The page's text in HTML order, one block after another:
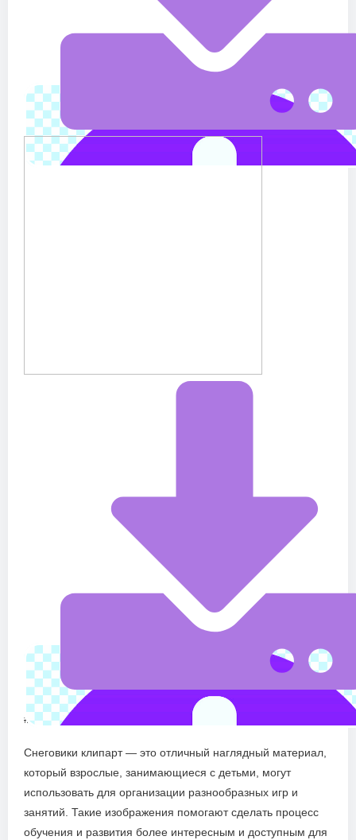
#новыйгод
Снеговики клипарт — это отличный наглядный материал,
который взрослые, занимающиеся с детьми, могут
использовать для организации разнообразных игр и
занятий. Такие изображения помогают сделать процесс
обучения и развития более интересным и доступным для